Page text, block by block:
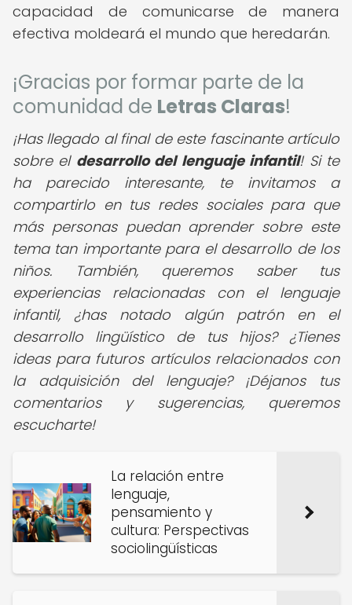
capacidad de comunicarse de manera
efectiva moldeará el mundo que heredarán.
¡Gracias por formar parte de la
comunidad de Letras Claras!
¡Has llegado al final de este fascinante artículo
sobre el desarrollo del lenguaje infantil! Si te
ha parecido interesante, te invitamos a
compartirlo en tus redes sociales para que
más personas puedan aprender sobre este
tema tan importante para el desarrollo de los
niños. También, queremos saber tus
experiencias relacionadas con el lenguaje
infantil, ¿has notado algún patrón en el
desarrollo lingüístico de tus hijos? ¿Tienes
ideas para futuros artículos relacionados con
la adquisición del lenguaje? ¡Déjanos tus
comentarios y sugerencias, queremos
escucharte!
La relación entre
lenguaje,
pensamiento y
cultura: Perspectivas
sociolingüísticas